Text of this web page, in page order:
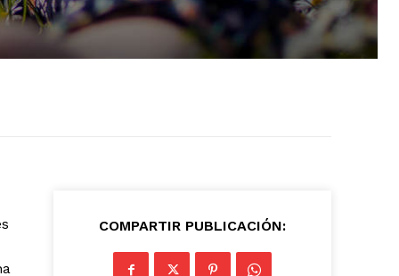
COMPARTIR PUBLICACIÓN: